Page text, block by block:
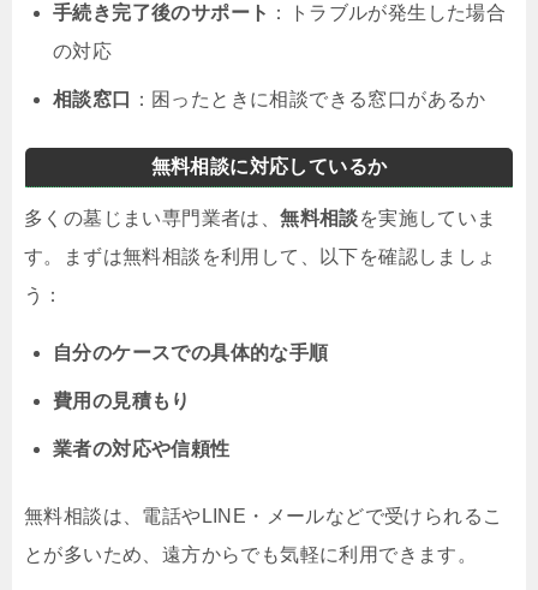
手続き完了後のサポート ：トラブルが発生した場合
の対応
相談窓口 ：困ったときに相談できる窓口があるか
無料相談に対応しているか
多くの墓じまい専門業者は、無料相談を実施していま
す。まずは無料相談を利用して、以下を確認しましょ
う：
自分のケースでの具体的な手順
費用の見積もり
業者の対応や信頼性
無料相談は、電話やLINE・メールなどで受けられるこ
とが多いため、遠方からでも気軽に利用できます。